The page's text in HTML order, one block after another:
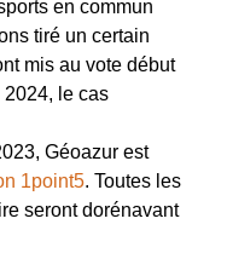
en commun
tiré un certain
mis au vote début
le cas
Géoazur est
1point5. Toutes les
seront dorénavant